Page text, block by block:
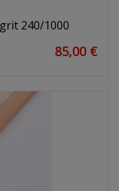
240/1000
85,00 €